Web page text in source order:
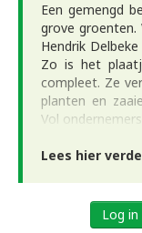
Een gemengd
grove groenten.
Hendrik
Zo is het
compleet. Ze
planten en
Vol
Lees hier
Log in